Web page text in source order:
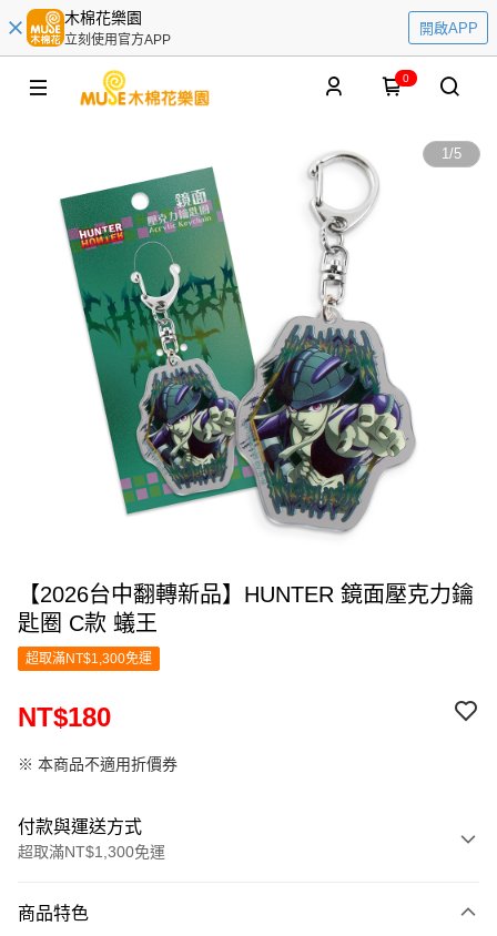
木棉花樂園
立刻使用官方APP
開啟APP
0
1/5
【2026台中翻轉新品】HUNTER 鏡面壓克力鑰
匙圈 C款 蟻王
超取滿NT$1,300免運
NT$180
※ 本商品不適用折價券
付款與運送方式
超取滿NT$1,300免運
信用卡一次付款
商品特色